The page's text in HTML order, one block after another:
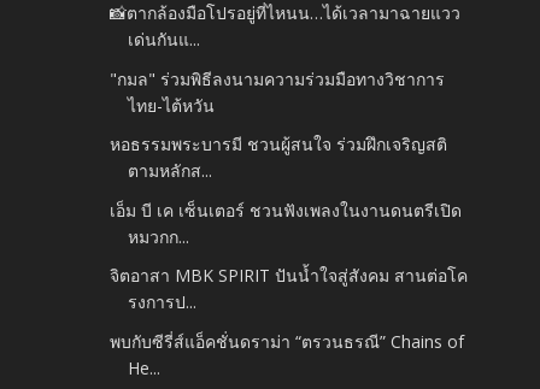
📸ตากล้องมือโปรอยู่ที่ไหนน…ได้เวลามาฉายแวว
เด่นกันแ...
"กมล" ร่วมพิธีลงนามความร่วมมือทางวิชาการ
ไทย-ไต้หวัน
หอธรรมพระบารมี ชวนผู้สนใจ ร่วมฝึกเจริญสติ
ตามหลักส...
เอ็ม บี เค เซ็นเตอร์ ชวนฟังเพลงในงานดนตรีเปิด
หมวกก...
จิตอาสา MBK SPIRIT ปันน้ำใจสู่สังคม สานต่อโค
รงการป...
พบกับซีรี่ส์แอ็คชั่นดราม่า “ตรวนธรณี” Chains of
He...